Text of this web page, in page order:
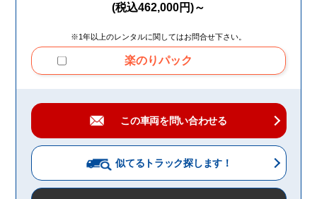
(税込462,000円)～
※1年以上のレンタルに関してはお問合せ下さい。
楽のりパック
この車両を問い合わせる
似てるトラック探します！